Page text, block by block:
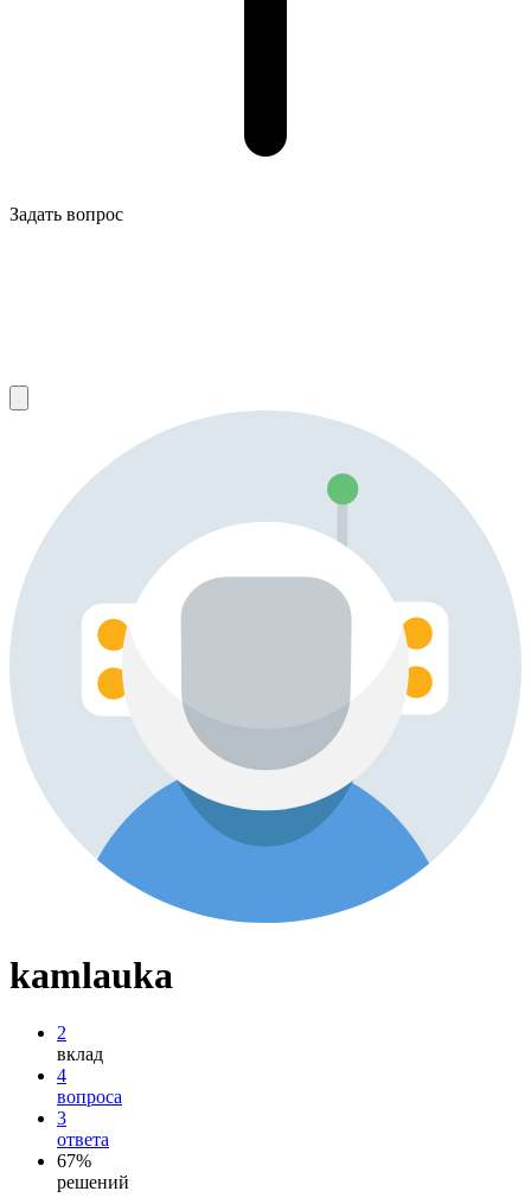
Задать вопрос
kamlauka
2
вклад
4
вопроса
3
ответа
67%
решений